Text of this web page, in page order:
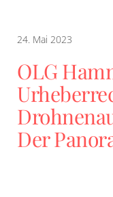
24. Mai 2023
OLG
Der